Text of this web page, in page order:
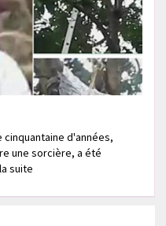
cinquantaine d'années,
une sorcière, a été
suite